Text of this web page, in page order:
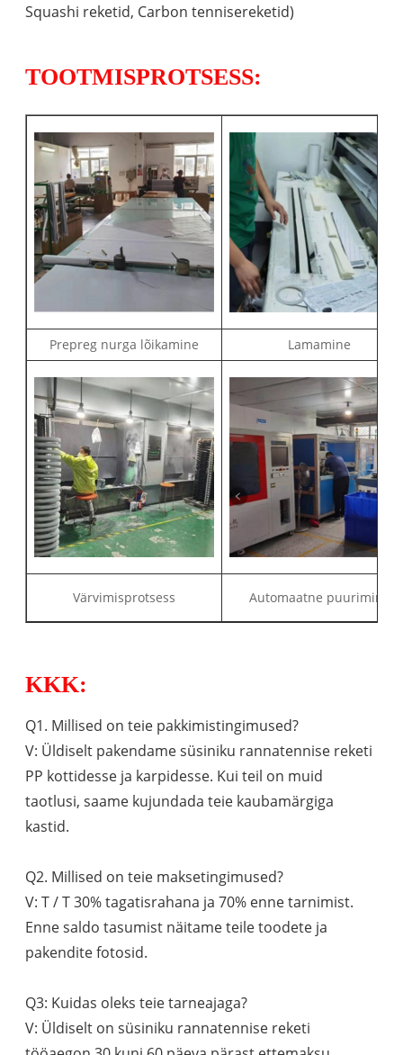
Squashi reketid, Carbon tennisereketid)
TOOTMISPROTSESS:
Prepreg nurga lõikamine Lamamine
Värvimisprotsess Automaatne puurimine
KKK:
Q1. Millised on teie pakkimistingimused?
V: Üldiselt pakendame süsiniku rannatennise reketi
PP kottidesse ja karpidesse. Kui teil on muid
taotlusi, saame kujundada teie kaubamärgiga
kastid.
Q2. Millised on teie maksetingimused?
V: T / T 30% tagatisrahana ja 70% enne tarnimist.
Enne saldo tasumist näitame teile toodete ja
pakendite fotosid.
Q3: Kuidas oleks teie tarneajaga?
V: Üldiselt on süsiniku rannatennise reketi